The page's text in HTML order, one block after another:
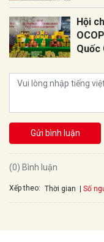
Hội
Quốc
Gửi bình luận
(0) Bình luận
Xếp theo: Thời gian Số